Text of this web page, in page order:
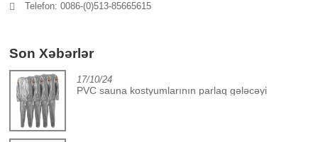
Telefon: 0086-(0)513-85665615
Son Xəbərlər
17/10/24
PVC sauna kostyumlarının parlaq gələcəyi